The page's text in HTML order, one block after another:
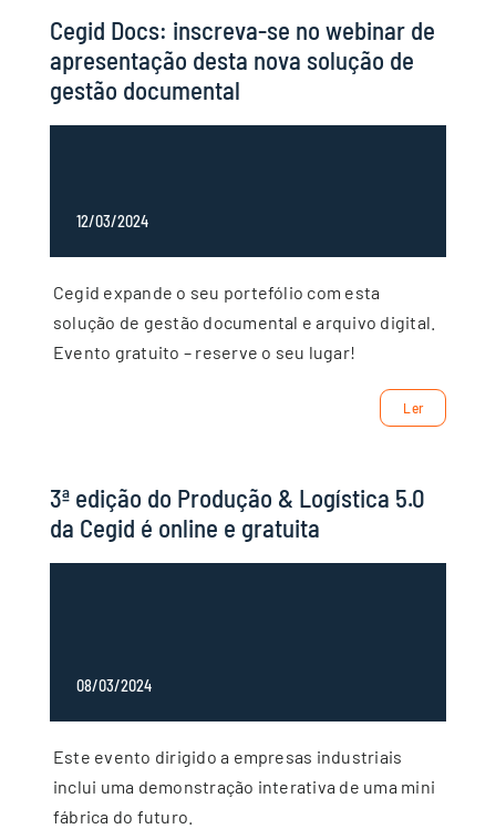
Cegid Docs: inscreva-se no webinar de
apresentação desta nova solução de
gestão documental
12/03/2024
Cegid expande o seu portefólio com esta
solução de gestão documental e arquivo digital.
Evento gratuito – reserve o seu lugar!
Ler
3ª edição do Produção & Logística 5.0
da Cegid é online e gratuita
08/03/2024
Este evento dirigido a empresas industriais
inclui uma demonstração interativa de uma mini
fábrica do futuro.